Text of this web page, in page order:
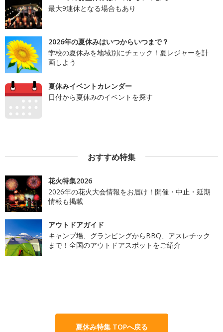
最大9連休となる場合もあり
2026年の夏休みはいつからいつまで？
学校の夏休みを地域別にチェック！夏レジャーを計
画しよう
夏休みイベントカレンダー
日付から夏休みのイベントを探す
おすすめ特集
花火特集2026
2026年の花火大会情報をお届け！開催・中止・延期
情報も掲載
アウトドアガイド
キャンプ場、グランピングからBBQ、アスレチック
まで！全国のアウトドアスポットをご紹介
夏休み特集 TOPへ戻る